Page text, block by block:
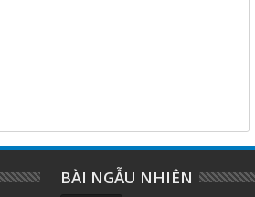
BÀI NGẪU NHIÊN